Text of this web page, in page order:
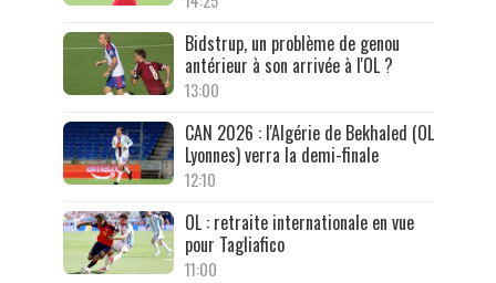
Bidstrup, un problème de genou
antérieur à son arrivée à l'OL ?
13:00
CAN 2026 : l'Algérie de Bekhaled (OL
Lyonnes) verra la demi-finale
12:10
OL : retraite internationale en vue
pour Tagliafico
11:00